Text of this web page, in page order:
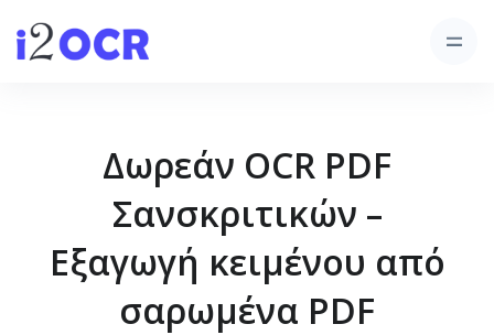
Δωρεάν OCR PDF
Σανσκριτικών –
Εξαγωγή κειμένου από
σαρωμένα PDF